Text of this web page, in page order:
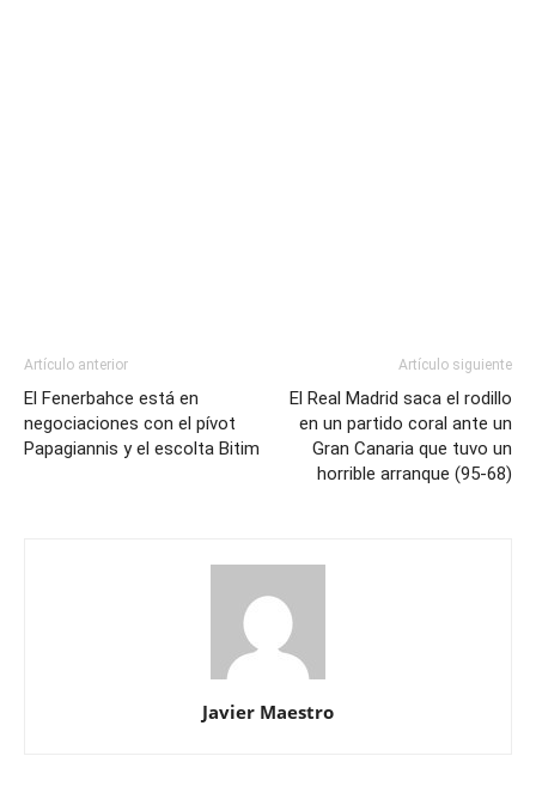
Artículo anterior
El Fenerbahce está en
negociaciones con el pívot
Papagiannis y el escolta Bitim
Artículo siguiente
El Real Madrid saca el rodillo
en un partido coral ante un
Gran Canaria que tuvo un
horrible arranque (95-68)
Javier Maestro